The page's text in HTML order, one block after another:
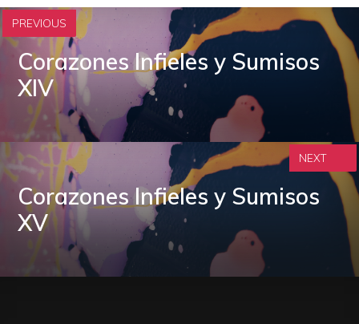
PREVIOUS
Corazones Infieles y Sumisos
XIV
Corazones Infieles y Sumisos
XV
NEXT